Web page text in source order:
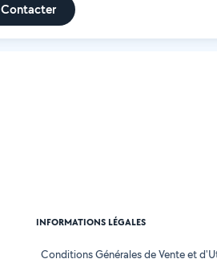
Contacter
INFORMATIONS LÉGALES
Conditions Générales de Vente et